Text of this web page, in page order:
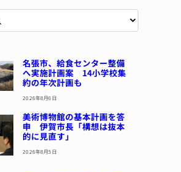
名張市、給食センター整備
へ実施計画案 14小学校集
約の年次計画も
2026年8月6日
美術博物館の基本計画を答
申 伊賀市長「構想は抜本
的に見直す」
2026年8月5日